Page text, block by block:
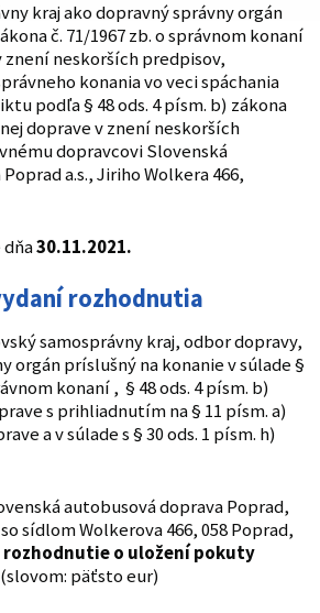
kraj ako dopravný správny orgán
č. 71/1967 zb. o správnom konaní
neskorších predpisov,
konania vo veci spáchania
podľa § 48 ods. 4 písm. b) zákona
doprave v znení neskorších
dopravcovi Slovenská
a.s., Jiriho Wolkera 466,
30.11.2021.
rozhodnutia
samosprávny kraj, odbor dopravy,
orgán príslušný na konanie v súlade §
konaní , § 48 ods. 4 písm. b)
s prihliadnutím na § 11 písm. a)
a v súlade s § 30 ods. 1 písm. h)
autobusová doprava Poprad,
sídlom Wolkerova 466, 058 Poprad,
rozhodnutie o uložení pokuty
päťsto eur)